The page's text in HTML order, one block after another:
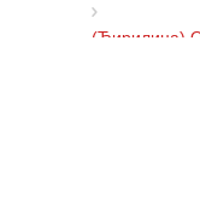
(Ћирилица)